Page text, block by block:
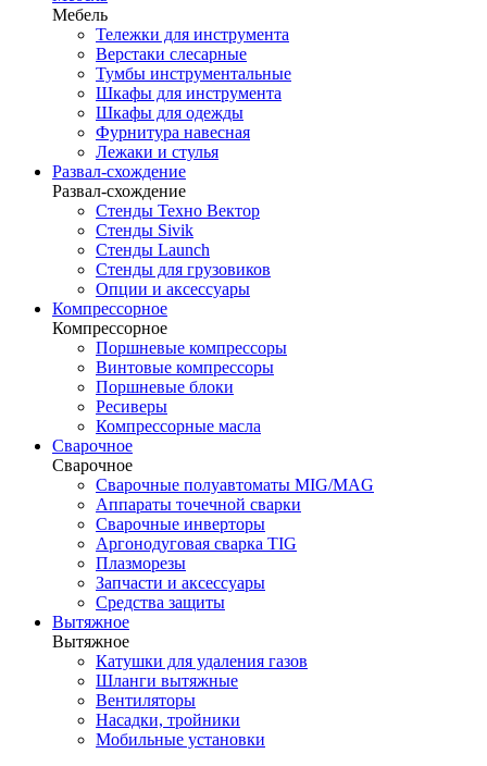
Мебель
Тележки для инструмента
Верстаки слесарные
Тумбы инструментальные
Шкафы для инструмента
Шкафы для одежды
Фурнитура навесная
Лежаки и стулья
Развал-схождение
Развал-схождение
Стенды Техно Вектор
Стенды Sivik
Стенды Launch
Стенды для грузовиков
Опции и аксессуары
Компрессорное
Компрессорное
Поршневые компрессоры
Винтовые компрессоры
Поршневые блоки
Ресиверы
Компрессорные масла
Сварочное
Сварочное
Сварочные полуавтоматы MIG/MAG
Аппараты точечной сварки
Сварочные инверторы
Аргонодуговая сварка TIG
Плазморезы
Запчасти и аксессуары
Средства защиты
Вытяжное
Вытяжное
Катушки для удаления газов
Шланги вытяжные
Вентиляторы
Насадки, тройники
Мобильные установки